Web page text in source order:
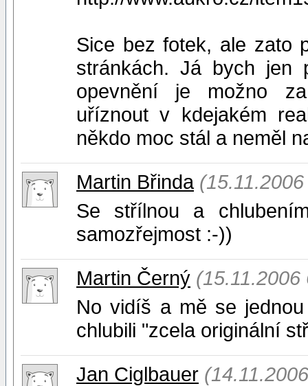
Sice bez fotek, ale zato
stránkách. Já bych jen
opevnění je možno
uříznout v kdejakém
někdo moc stál a neměl
Martin Břinda
Se střílnou a
samozřejmost :-))
Martin Černý (15.11.2006
No vidíš a mě se
chlubili "zcela originální
Jan Ciglbauer